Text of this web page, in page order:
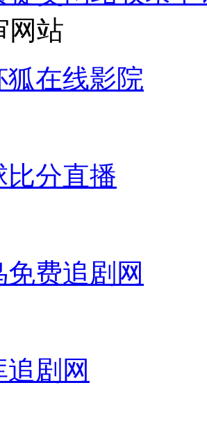
网站
狐在线影院
比分直播
免费追剧网
追剧网